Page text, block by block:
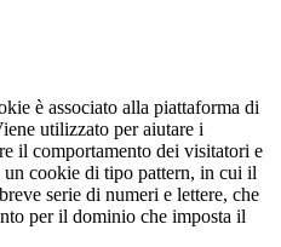
è associato alla piattaforma di
utilizzato per aiutare i
il comportamento dei visitatori e
cookie di tipo pattern, in cui il
serie di numeri e lettere, che
per il dominio che imposta il